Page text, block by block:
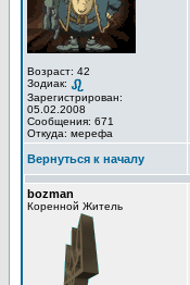
Возраст: 42
Зодиак:
Зарегистрирован:
05.02.2008
Сообщения: 671
Откуда: мерефа
Вернуться к началу
bozman
Коренной Житель